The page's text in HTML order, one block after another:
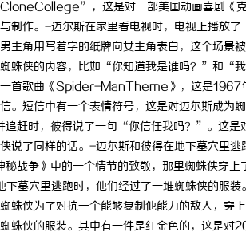
，这是对一部美国动画喜剧《
作。-迈尔斯在家里看电视时，电视上播放
主角用写着字的纸牌向女主角表白，这个场景
蛛侠的内容，比如“你知道我是谁吗？”和“
一首歌曲《Spider-ManTheme》，这是1967
。短信中有一个表情符号️，这是对迈尔斯成
追赶时，彼得说了一句“你信任我吗？”。这
说了同样的话。-迈尔斯和彼得在地下墓穴里
战争》中的一个情节的致敬，那里蜘蛛侠穿
墓穴里逃跑时，他们经过了一堆蜘蛛侠的服
蛛侠为了对抗一个能够复制他能力的敌人，穿
蛛侠的服装。其中有一件是红金色的，这是